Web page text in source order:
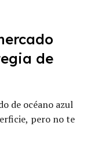
de
de océano azul
pero no te